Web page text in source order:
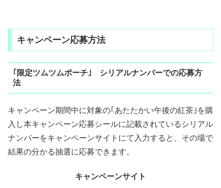
キャンペーン応募方法
｢限定ツムツムポーチ｣ シリアルナンバーでの応募方
法
キャンペーン期間中に対象の｢あたたかい午後の紅茶｣を購
入し本キャンペーン応募シールに記載されているシリアル
ナンバーをキャンペーンサイトにて入力すると、その場で
結果の分かる抽選に応募できます。
キャンペーンサイト